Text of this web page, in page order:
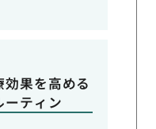
果を高める
ーティン